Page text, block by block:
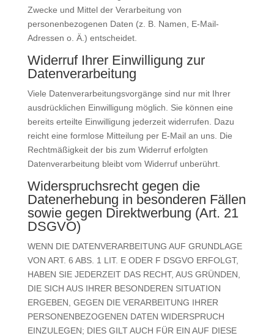
Zwecke und Mittel der Verarbeitung von
personenbezogenen Daten (z. B. Namen, E-Mail-
Adressen o. Ä.) entscheidet.
Widerruf Ihrer Einwilligung zur
Datenverarbeitung
Viele Datenverarbeitungsvorgänge sind nur mit Ihrer
ausdrücklichen Einwilligung möglich. Sie können eine
bereits erteilte Einwilligung jederzeit widerrufen. Dazu
reicht eine formlose Mitteilung per E-Mail an uns. Die
Rechtmäßigkeit der bis zum Widerruf erfolgten
Datenverarbeitung bleibt vom Widerruf unberührt.
Widerspruchsrecht gegen die
Datenerhebung in besonderen Fällen
sowie gegen Direktwerbung (Art. 21
DSGVO)
WENN DIE DATENVERARBEITUNG AUF GRUNDLAGE
VON ART. 6 ABS. 1 LIT. E ODER F DSGVO ERFOLGT,
HABEN SIE JEDERZEIT DAS RECHT, AUS GRÜNDEN,
DIE SICH AUS IHRER BESONDEREN SITUATION
ERGEBEN, GEGEN DIE VERARBEITUNG IHRER
PERSONENBEZOGENEN DATEN WIDERSPRUCH
EINZULEGEN; DIES GILT AUCH FÜR EIN AUF DIESE